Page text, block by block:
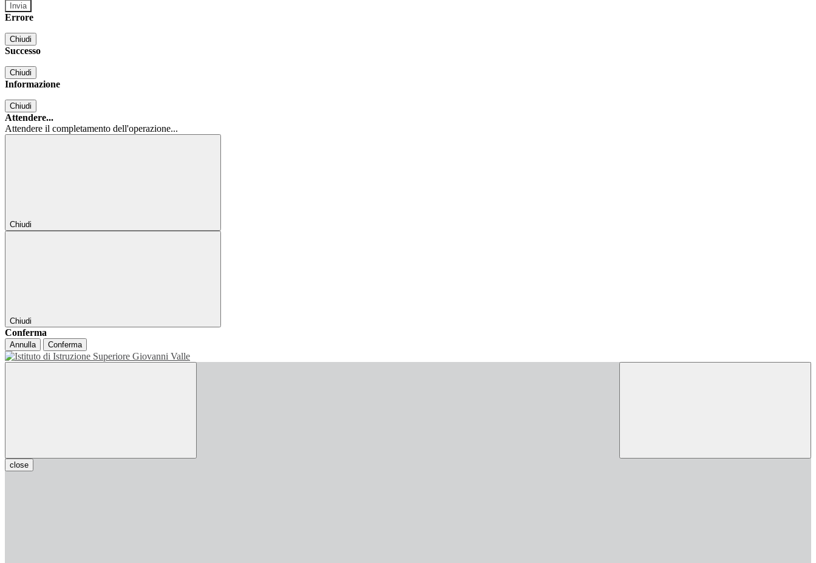
Errore
Chiudi
Successo
Chiudi
Informazione
Chiudi
Attendere...
Attendere il completamento dell'operazione...
Chiudi
Chiudi
Conferma
Annulla Conferma
close